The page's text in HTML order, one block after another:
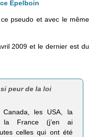
Epelboin
pseudo et avec le même
2009 et le dernier est du
peur de la loi
les USA, la
la France (j’en ai
celles qui ont été